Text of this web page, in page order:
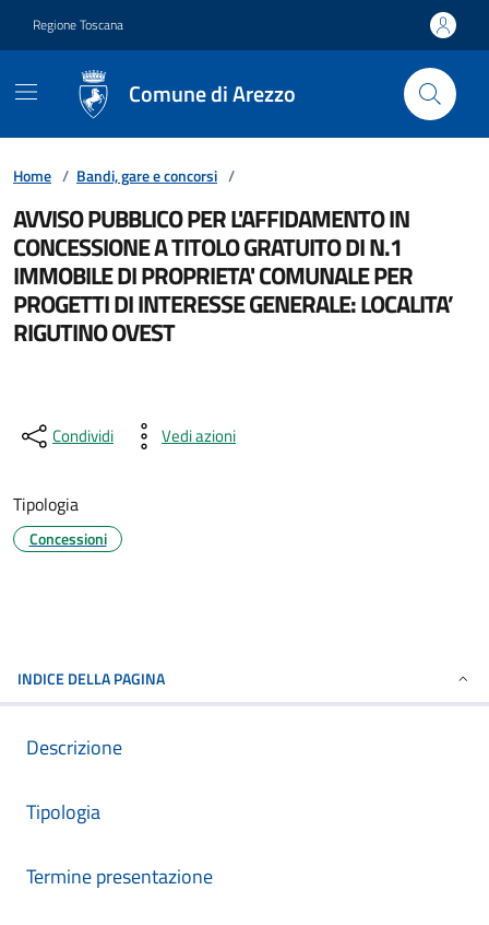
Regione Toscana
Comune di Arezzo
Home / Bandi, gare e concorsi /
AVVISO PUBBLICO PER L'AFFIDAMENTO IN
CONCESSIONE A TITOLO GRATUITO DI N.1
IMMOBILE DI PROPRIETA' COMUNALE PER
PROGETTI DI INTERESSE GENERALE: LOCALITA’
RIGUTINO OVEST
Condividi Vedi azioni
Tipologia
Concessioni
INDICE DELLA PAGINA
Descrizione
Tipologia
Termine presentazione